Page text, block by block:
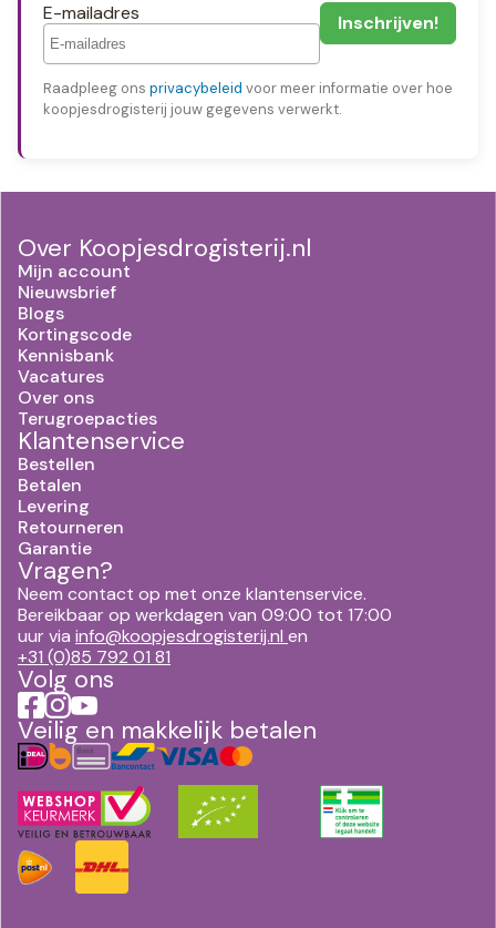
E-mailadres
Raadpleeg ons privacybeleid voor meer informatie over hoe
koopjesdrogisterij jouw gegevens verwerkt.
Over Koopjesdrogisterij.nl
Mijn account
Nieuwsbrief
Blogs
Kortingscode
Kennisbank
Vacatures
Over ons
Terugroepacties
Klantenservice
Bestellen
Betalen
Levering
Retourneren
Garantie
Vragen?
Neem contact op met onze klantenservice.
Bereikbaar op werkdagen van 09:00 tot 17:00
uur via info@koopjesdrogisterij.nl en
+31 (0)85 792 01 81
Volg ons
Veilig en makkelijk betalen